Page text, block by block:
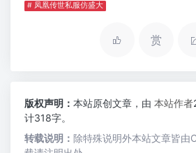
# 凤凰传世私服仿盛大
赏
版权声明： 本站原创文章，由 本站作者
计318字。
转载说明： 除特殊说明外本站文章皆由